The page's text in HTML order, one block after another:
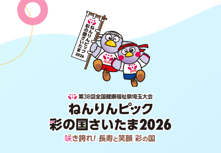
第38回全国健康福祉祭埼玉大会 ね
んりんピック 彩の国さいたま2026
咲き誇れ！長寿と笑顔 彩の国